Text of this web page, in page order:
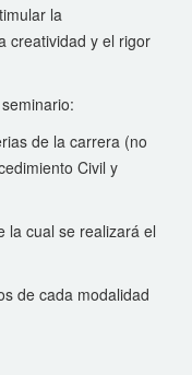
la
creatividad y el rigor
de la carrera (no
Civil y
la cual se realizará el
de cada modalidad